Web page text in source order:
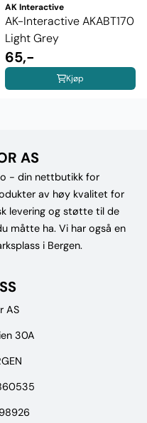
AK Interactive
AK-Interactive AKABT170
Light Grey
65,-
Kjøp
AS
- din nettbutikk for
av høy kvalitet for
levering og støtte til de
måtte ha. Vi har også en
i Bergen.
AS
30A